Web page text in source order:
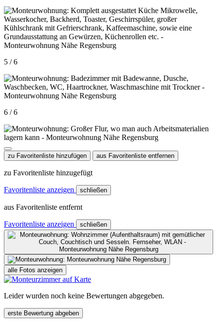
5 / 6
6 / 6
zu Favoritenliste hinzufügen aus Favoritenliste entfernen
zu Favoritenliste hinzugefügt
Favoritenliste anzeigen schließen
aus Favoritenliste entfernt
Favoritenliste anzeigen schließen
alle Fotos anzeigen
Leider wurden noch keine Bewertungen abgegeben.
erste Bewertung abgeben